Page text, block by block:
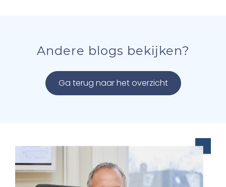
Andere blogs bekijken?
Ga terug naar het overzicht